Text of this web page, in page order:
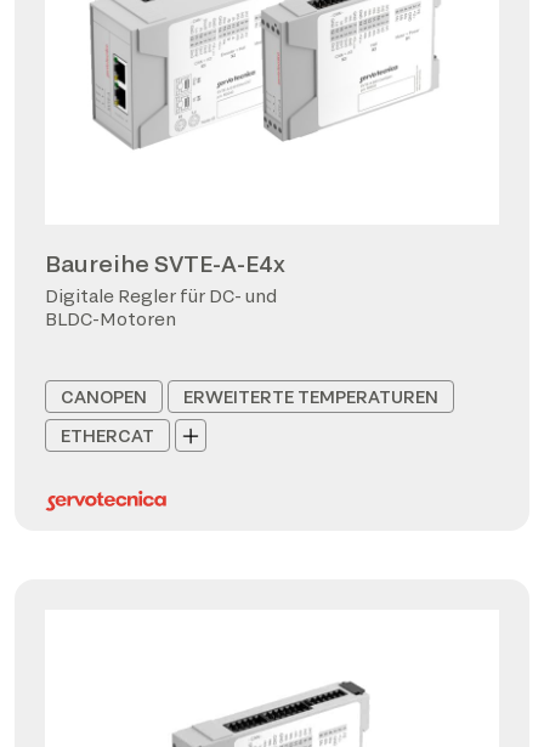
Baureihe SVTE-A-E4x
Digitale Regler für DC- und
BLDC-Motoren
CANOPEN
ERWEITERTE TEMPERATUREN
ETHERCAT